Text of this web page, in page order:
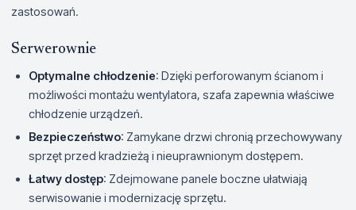
zastosowań.
Serwerownie
Optymalne chłodzenie: Dzięki perforowanym ścianom i
możliwości montażu wentylatora, szafa zapewnia właściwe
chłodzenie urządzeń.
Bezpieczeństwo: Zamykane drzwi chronią przechowywany
sprzęt przed kradzieżą i nieuprawnionym dostępem.
Łatwy dostęp: Zdejmowane panele boczne ułatwiają
serwisowanie i modernizację sprzętu.